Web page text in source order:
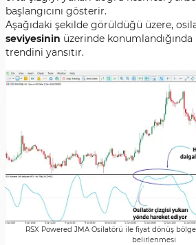
başlangıcını gösterir.
Aşağıdaki şekilde görüldüğü üzere,
seviyesinin üzerinde
trendini yansıtır.
RSX Powered JMA Osilatörü ile fiyat dönüş
belirlenmesi